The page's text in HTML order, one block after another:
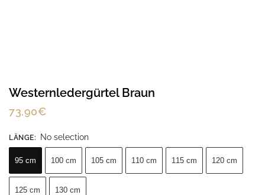
Westernledergürtel Braun
73,90€
LÄNGE: No selection
95 cm 100 cm 105 cm 110 cm 115 cm 120 cm
125 cm 130 cm